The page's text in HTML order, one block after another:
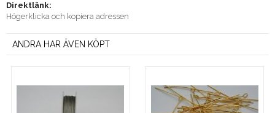
Direktlänk:
Högerklicka och kopiera adressen
ANDRA HAR ÄVEN KÖPT